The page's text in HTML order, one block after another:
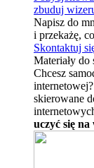
zbuduj
Napisz do
i przekażę,
Skontaktuj
Materiały
Chcesz
skierowane
uczyć się na